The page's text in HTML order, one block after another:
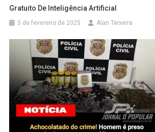
Gratuito De Inteligência Artificial
5 de fevereiro de 2025 Alan Teixeira